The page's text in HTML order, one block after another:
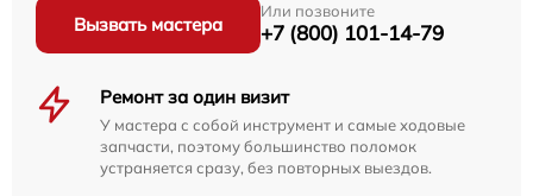
Вызвать мастера
Или позвоните
+7 (800) 101-14-79
Ремонт за один визит
У мастера с собой инструмент и самые ходовые
запчасти, поэтому большинство поломок
устраняется сразу, без повторных выездов.